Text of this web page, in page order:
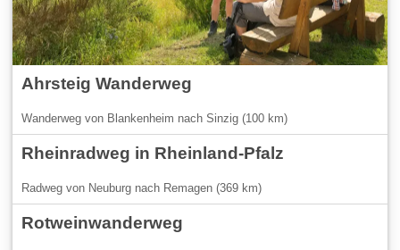
Ahrsteig Wanderweg
Wanderweg von Blankenheim nach Sinzig (100 km)
Rheinradweg in Rheinland-Pfalz
Radweg von Neuburg nach Remagen (369 km)
Rotweinwanderweg